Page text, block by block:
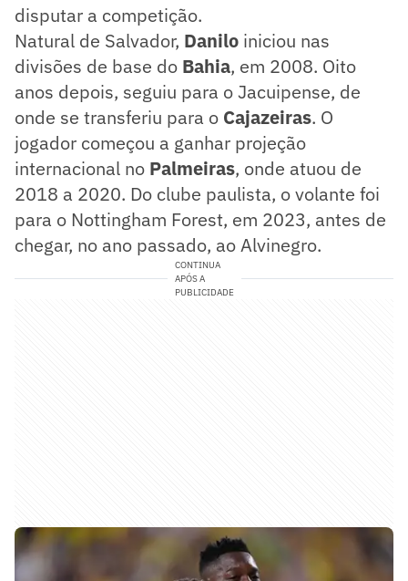
disputar a competição.
Natural de Salvador, Danilo iniciou nas
divisões de base do Bahia, em 2008. Oito
anos depois, seguiu para o Jacuipense, de
onde se transferiu para o Cajazeiras. O
jogador começou a ganhar projeção
internacional no Palmeiras, onde atuou de
2018 a 2020. Do clube paulista, o volante foi
para o Nottingham Forest, em 2023, antes de
chegar, no ano passado, ao Alvinegro.
CONTINUA
APÓS A
PUBLICIDADE